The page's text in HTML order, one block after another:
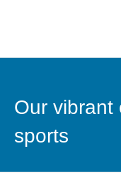
Our vibrant
sports